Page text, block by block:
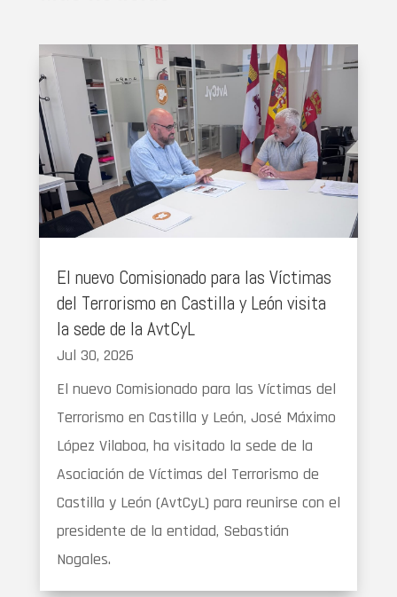
El nuevo Comisionado para las Víctimas
del Terrorismo en Castilla y León visita
la sede de la AvtCyL
Jul 30, 2026
El nuevo Comisionado para las Víctimas del
Terrorismo en Castilla y León, José Máximo
López Vilaboa, ha visitado la sede de la
Asociación de Víctimas del Terrorismo de
Castilla y León (AvtCyL) para reunirse con el
presidente de la entidad, Sebastián
Nogales.